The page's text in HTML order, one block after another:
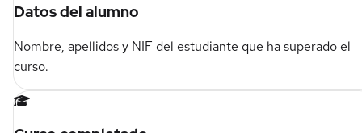
Datos del alumno
Nombre, apellidos y NIF del estudiante que ha superado el
curso.